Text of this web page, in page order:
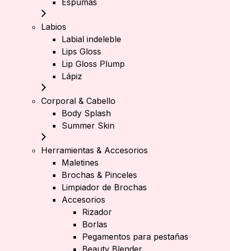
Espumas
Labios
Labial indeleble
Lips Gloss
Lip Gloss Plump
Lápiz
Corporal & Cabello
Body Splash
Summer Skin
Herramientas & Accesorios
Maletines
Brochas & Pinceles
Limpiador de Brochas
Accesorios
Rizador
Borlas
Pegamentos para pestañas
Beauty Blender